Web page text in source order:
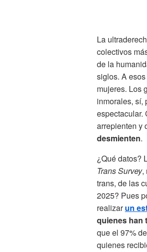
La
colectivos
de la
siglos. A
mujeres. Los
inmorales, sí,
espectacular.
arrepienten y
desmienten.
¿Qué datos?
Trans Survey,
trans, de las
2025? Pues
realizarun
quienes han
que el 97%
quienes